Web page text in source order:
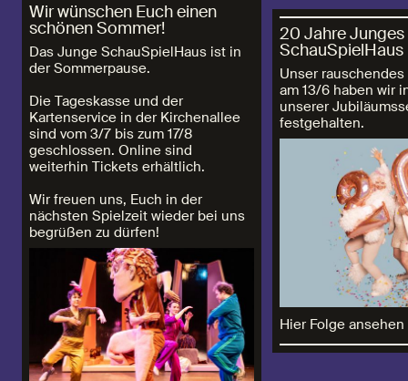
Wir wünschen Euch einen
schönen Sommer!
Das Junge SchauSpielHaus ist in
der Sommerpause.
Die Tageskasse und der
Kartenservice in der Kirchenallee
sind vom 3/7 bis zum 17/8
geschlossen. Online sind
weiterhin Tickets erhältlich.
Wir freuen uns, Euch in der
nächsten Spielzeit wieder bei uns
begrüßen zu dürfen!
20 Jahre Junges
SchauSpielHaus
Unser
am 13/6 haben wir
unserer
festgehalten.
Hier Folge ansehen